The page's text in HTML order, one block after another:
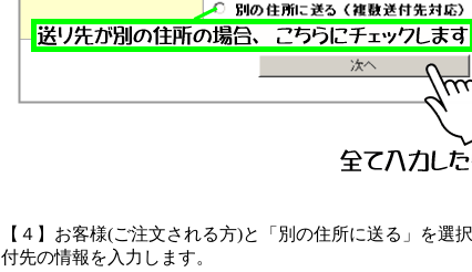
【４】お客様(ご注文される方)と「別の住所に送る」を選
付先の情報を入力します。